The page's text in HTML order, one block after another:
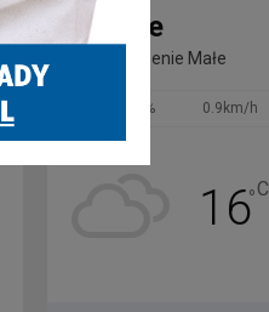
Zabrze
Zachmurzenie Małe
73% 0.9km/h
16°C